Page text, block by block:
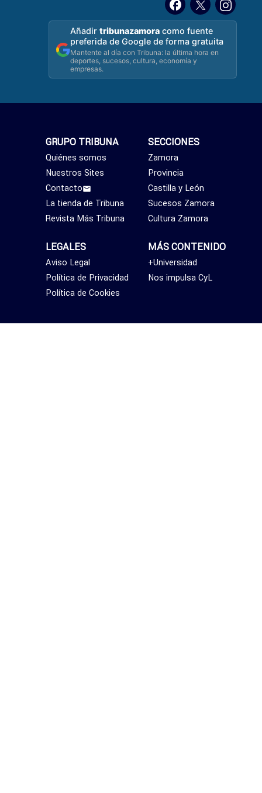
Añadirtribunazamora como fuente
preferida de Google de forma gratuita
Mantente al día con Tribuna: la última hora en
deportes, sucesos, cultura, economía y
empresas.
SECCIONES
Zamora
Provincia
Castilla y León
Sucesos Zamora
Cultura Zamora
MÁS CONTENIDO
+Universidad
Nos impulsa CyL
GRUPO TRIBUNA
Quiénes somos
Nuestros Sites
Contacto
La tienda de Tribuna
Revista Más Tribuna
LEGALES
Aviso Legal
Política de Privacidad
Política de Cookies